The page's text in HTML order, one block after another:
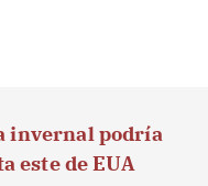
invernal podría
este de EUA